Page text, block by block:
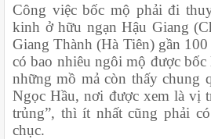
Công việc bốc mộ phải đi
kinh ở hữu ngạn Hậu Giang
Giang Thành (Hà Tiên) gần
có bao nhiêu ngôi mộ được
những mồ mả còn thấy chung
Ngọc Hầu, nơi được xem là vị
trủng”, thì ít nhất cũng phải
chục.